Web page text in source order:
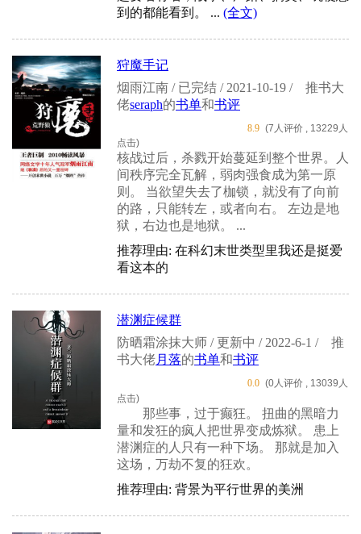
到的都能看到。 ... (全文)
狩魔手记
烟雨江南 / 已完结 / 2021-10-19 /
推书大
佬seraph的书单和书评
8.9 (7人评价 , 13229人
点击)
核战过后，杀戮开始蔓延到整个世界。人
间秩序完全瓦解，弱肉强食成为第一原
则。 当欲望失去了枷锁，就没有了向前
的路，只能转左，或者向右。 左边是地
狱，右边也是地狱。 ...
推荐理由: 在科幻末世类型里我还是挺爱
看这本的
潜渊症候群
防晒霜涂抹大师 / 更新中 / 2022-6-1 /
推
书大佬月落的书单和书评
0.0 (0人评价 , 13039人
点击)
那些事，过于癫狂。 扭曲的黑暗力
量和发狂的疯人把世界变成炼狱。 患上
潜渊症的人只有一种下场。 那就是加入
这场，万劫不复的狂欢。
推荐理由: 背景为平行世界的美洲